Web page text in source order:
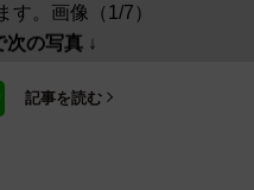
す。画像（1/7）
次の写真 ↓
記事を読む